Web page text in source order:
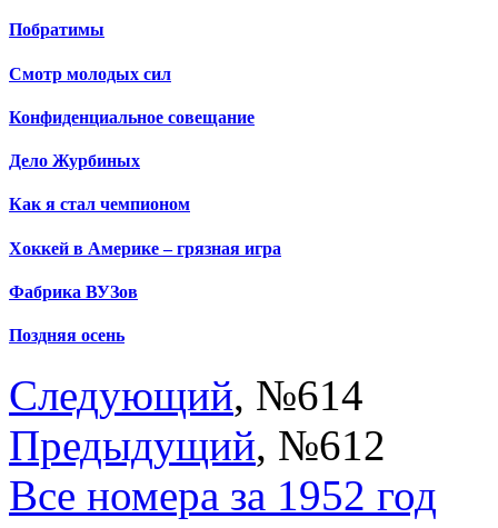
Побратимы
Смотр молодых сил
Конфиденциальное совещание
Дело Журбиных
Как я стал чемпионом
Хоккей в Америке – грязная игра
Фабрика ВУЗов
Поздняя осень
Следующий, №614
Предыдущий, №612
Все номера за 1952 год